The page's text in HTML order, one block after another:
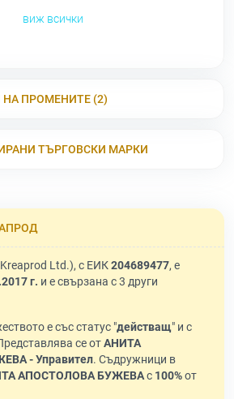
виж всички
ПРОМЕНИТЕ (2)
ТЪРГОВСКИ МАРКИ
Ltd.), с ЕИК204689477, е
г. и е свързана с 3 други
е със статус "действащ" и с
се отАНИТА
- Управител. Съдружници в
АПОСТОЛОВА БУЖЕВАс 100%от